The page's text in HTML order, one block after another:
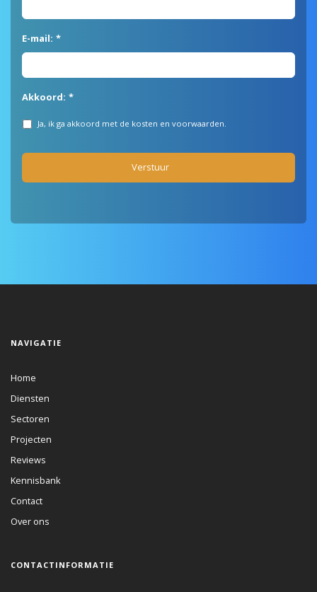
E-mail: *
Akkoord: *
Ja, ik ga akkoord met de kosten en voorwaarden.
NAVIGATIE
Home
Diensten
Sectoren
Projecten
Reviews
Kennisbank
Contact
Over ons
CONTACTINFORMATIE